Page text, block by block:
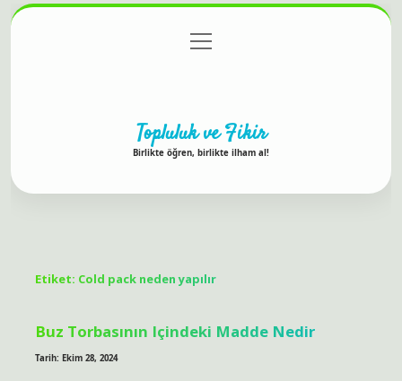
Gizlilik Politikası
menüyü
aç
Topluluk ve Fikir
Birlikte öğren, birlikte ilham al!
Etiket: Cold pack neden yapılır
Buz Torbasının Içindeki Madde Nedir
Tarih: Ekim 28, 2024